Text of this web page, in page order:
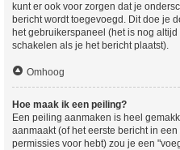
kunt er ook voor zorgen dat je
bericht wordt toegevoegd. Dit doe je
het gebruikerspaneel (het is nog
schakelen als je het bericht plaatst).
Omhoog
Hoe maak ik een peiling?
Een peiling aanmaken is heel
aanmaakt (of het eerste bericht in
permissies voor hebt) zou je een